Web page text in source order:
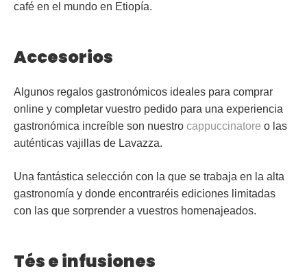
café en el mundo en Etiopía.
Accesorios
Algunos regalos gastronómicos ideales para comprar
online y completar vuestro pedido para una experiencia
gastronómica increíble son nuestro cappuccinatore o las
auténticas vajillas de Lavazza.
Una fantástica selección con la que se trabaja en la alta
gastronomía y donde encontraréis ediciones limitadas
con las que sorprender a vuestros homenajeados.
Tés e infusiones